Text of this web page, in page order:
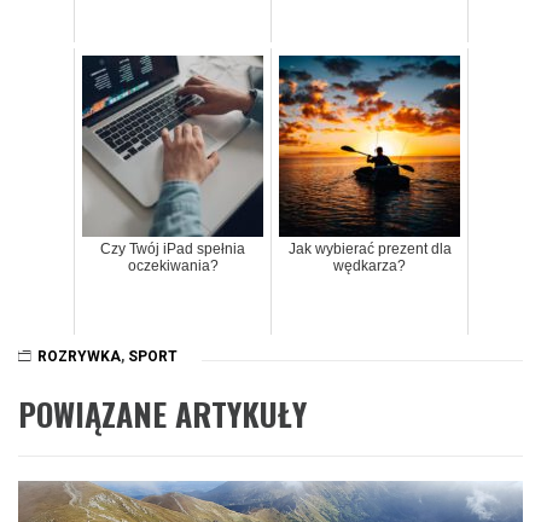
Czy Twój iPad spełnia
oczekiwania?
Jak wybierać prezent dla
wędkarza?
ROZRYWKA, SPORT
POWIĄZANE ARTYKUŁY